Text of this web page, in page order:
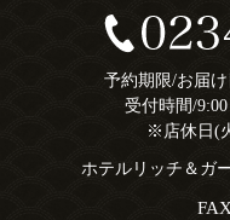
予約期限/お届
受付時間/9:00
※店休日(
ホテルリッチ＆ガ